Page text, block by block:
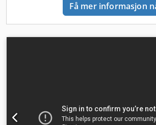
Grense-trykk: min. 5 bar (også under
Få mer informasjon